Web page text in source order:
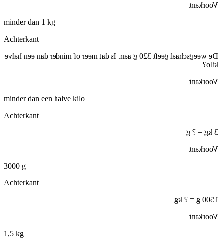
Voorkant
minder dan 1 kg
Achterkant
De weegschaal geeft 320 g aan. Is dat meer of minder dan een halve
kilo?
Voorkant
minder dan een halve kilo
Achterkant
3 kg = ? g
Voorkant
3000 g
Achterkant
1500 g = ? kg
Voorkant
1,5 kg